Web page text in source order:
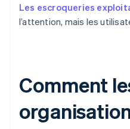
Les escroqueries
l’attention, mais les
Comment